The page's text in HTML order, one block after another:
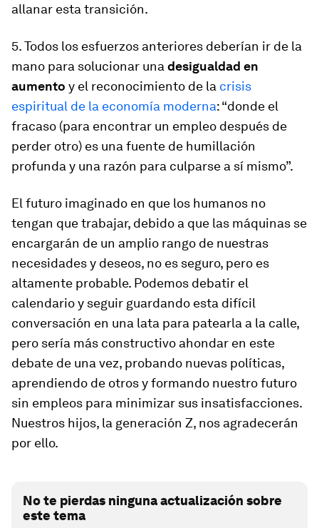
allanar esta transición.
5. Todos los esfuerzos anteriores deberían ir de la
mano para solucionar una desigualdad en
aumento y el reconocimiento de la crisis
espiritual de la economía moderna: “donde el
fracaso (para encontrar un empleo después de
perder otro) es una fuente de humillación
profunda y una razón para culparse a sí mismo”.
El futuro imaginado en que los humanos no
tengan que trabajar, debido a que las máquinas se
encargarán de un amplio rango de nuestras
necesidades y deseos, no es seguro, pero es
altamente probable. Podemos debatir el
calendario y seguir guardando esta difícil
conversación en una lata para patearla a la calle,
pero sería más constructivo ahondar en este
debate de una vez, probando nuevas políticas,
aprendiendo de otros y formando nuestro futuro
sin empleos para minimizar sus insatisfacciones.
Nuestros hijos, la generación Z, nos agradecerán
por ello.
No te pierdas ninguna actualización sobre
este tema